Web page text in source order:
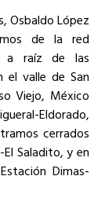
Osbaldo López
de la red
a raíz de las
el valle de San
Viejo, México
Eldorado,
cerrados
Saladito, y en
Dimas-